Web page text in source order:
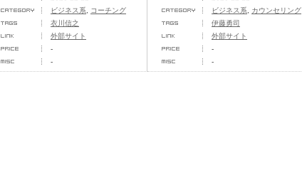
コーチング＆ビジネスカレッ
ジ大...
ビジネス系
コーチング
衣川信之
外部サイト
-
-
ビジネス系
カウンセリング
伊藤勇司
外部サイト
-
-